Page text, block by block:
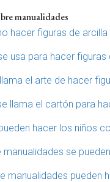
manualidades
hacer figuras de arcilla
usa para hacer figuras
el arte de hacer
llama el cartón para
hacer los niños
manualidades se
manualidades pueden